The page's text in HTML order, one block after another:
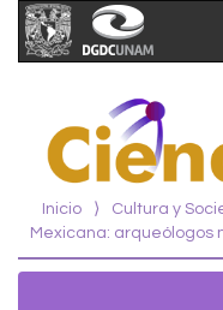
Inicio ⟩ Cultura y
Mexicana: arqueólogos